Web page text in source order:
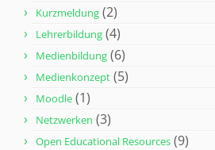
Kurzmeldung (2)
Lehrerbildung (4)
Medienbildung (6)
Medienkonzept (5)
Moodle (1)
Netzwerken (3)
Open Educational Resources (9)